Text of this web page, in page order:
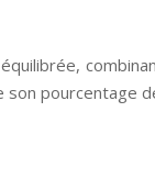
pourcentage